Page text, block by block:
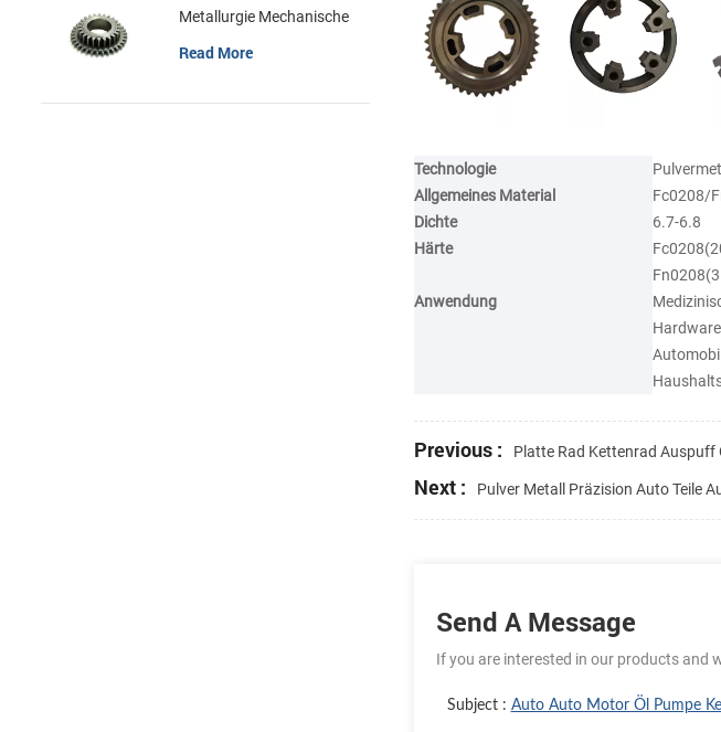
Technologie
Allgemeines Material
Fc0208/
Dichte
6.7-6.8
Härte
Anwendung
Previous : Platte Rad Kettenrad Auspuff
Next : Pulver Metall Präzision Auto Teile
Send A Message
If you are interested in our products and
Subject : Auto Auto Motor Öl Pumpe
Metallurgie Mechanische
Zahnradring
Read More